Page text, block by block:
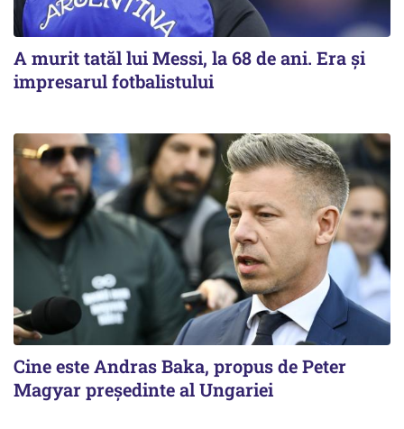
A murit tatăl lui Messi, la 68 de ani. Era și
impresarul fotbalistului
Cine este Andras Baka, propus de Peter
Magyar președinte al Ungariei